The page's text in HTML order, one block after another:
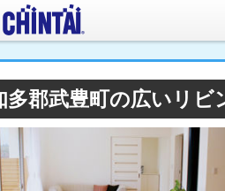
多郡武豊町の広いリビ